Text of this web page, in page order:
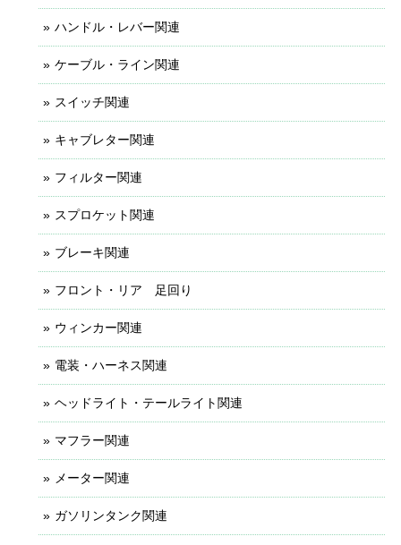
ハンドル・レバー関連
ケーブル・ライン関連
スイッチ関連
キャブレター関連
フィルター関連
スプロケット関連
ブレーキ関連
フロント・リア 足回り
ウィンカー関連
電装・ハーネス関連
ヘッドライト・テールライト関連
マフラー関連
メーター関連
ガソリンタンク関連